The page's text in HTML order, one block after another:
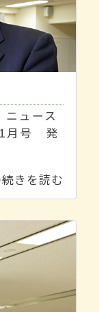
ュース
1月号 発
きを読む